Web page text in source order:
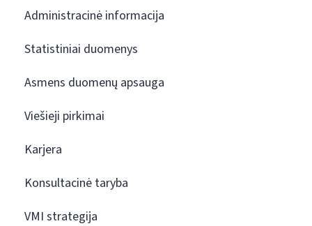
Administracinė informacija
Statistiniai duomenys
Asmens duomenų apsauga
Viešieji pirkimai
Karjera
Konsultacinė taryba
VMI strategija